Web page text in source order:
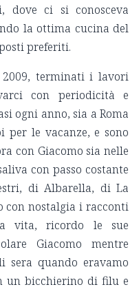
dove ci si conosceva
la ottima cucina del
preferiti.
terminati i lavori
con periodicità e
ogni anno, sia a Roma
le vacanze, e sono
con Giacomo sia nelle
con passo costante
di Albarella, di La
con nostalgia i racconti
vita, ricordo le sue
Giacomo mentre
sera quando eravamo
un bicchierino di filu e